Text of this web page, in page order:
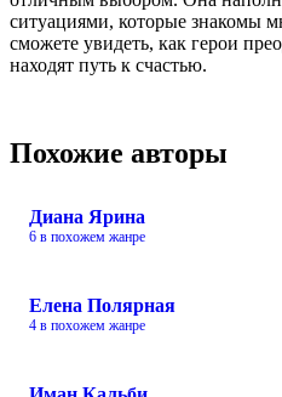
ситуациями, которые знакомы
сможете увидеть, как герои
находят путь к счастью.
Похожие авторы
Диана Ярина
6 в похожем жанре
Елена Полярная
4 в похожем жанре